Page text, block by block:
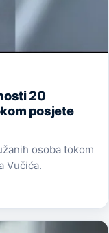
20
posjete
osoba tokom
Vučića.